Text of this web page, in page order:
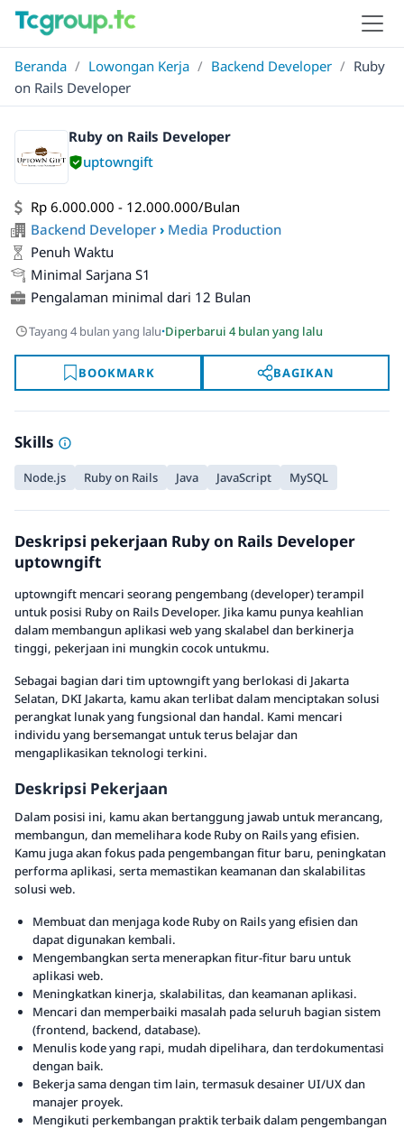
Beranda / Lowongan Kerja / Backend Developer / Ruby
on Rails Developer
Ruby on Rails Developer
uptowngift
Rp 6.000.000 - 12.000.000/Bulan
Backend Developer › Media Production
Penuh Waktu
Minimal Sarjana S1
Pengalaman minimal dari 12 Bulan
Tayang 4 bulan yang lalu·Diperbarui 4 bulan yang lalu
BOOKMARK BAGIKAN
Skills
Node.js Ruby on Rails Java JavaScript MySQL
Deskripsi pekerjaan Ruby on Rails Developer
uptowngift
uptowngift mencari seorang pengembang (developer) terampil
untuk posisi Ruby on Rails Developer. Jika kamu punya keahlian
dalam membangun aplikasi web yang skalabel dan berkinerja
tinggi, pekerjaan ini mungkin cocok untukmu.
Sebagai bagian dari tim uptowngift yang berlokasi di Jakarta
Selatan, DKI Jakarta, kamu akan terlibat dalam menciptakan solusi
perangkat lunak yang fungsional dan handal. Kami mencari
individu yang bersemangat untuk terus belajar dan
mengaplikasikan teknologi terkini.
Deskripsi Pekerjaan
Dalam posisi ini, kamu akan bertanggung jawab untuk merancang,
membangun, dan memelihara kode Ruby on Rails yang efisien.
Kamu juga akan fokus pada pengembangan fitur baru, peningkatan
performa aplikasi, serta memastikan keamanan dan skalabilitas
solusi web.
Membuat dan menjaga kode Ruby on Rails yang efisien dan
dapat digunakan kembali.
Mengembangkan serta menerapkan fitur-fitur baru untuk
aplikasi web.
Meningkatkan kinerja, skalabilitas, dan keamanan aplikasi.
Mencari dan memperbaiki masalah pada seluruh bagian sistem
(frontend, backend, database).
Menulis kode yang rapi, mudah dipelihara, dan terdokumentasi
dengan baik.
Bekerja sama dengan tim lain, termasuk desainer UI/UX dan
manajer proyek.
Mengikuti perkembangan praktik terbaik dalam pengembangan